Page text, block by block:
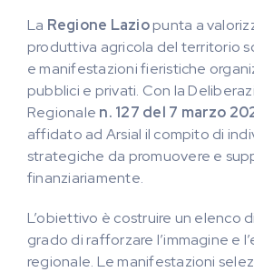
La Regione Laziopunta a
produttiva agricola del territorio
e manifestazioni fieristiche
pubblici e privati. Con la
Regionale n. 127 del 7 marzo
affidato ad Arsial il compito di
strategiche da promuovere e
finanziariamente.
L’obiettivo è costruire un elenco
grado di rafforzare l’immagine e
regionale. Le manifestazioni